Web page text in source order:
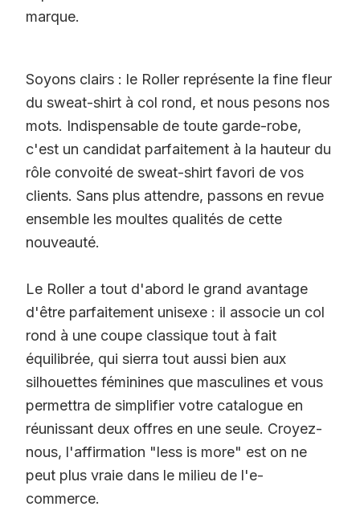
marque.
Soyons clairs : le Roller représente la fine fleur
du sweat-shirt à col rond, et nous pesons nos
mots. Indispensable de toute garde-robe,
c'est un candidat parfaitement à la hauteur du
rôle convoité de sweat-shirt favori de vos
clients. Sans plus attendre, passons en revue
ensemble les moultes qualités de cette
nouveauté.
Le Roller a tout d'abord le grand avantage
d'être parfaitement unisexe : il associe un col
rond à une coupe classique tout à fait
équilibrée, qui sierra tout aussi bien aux
silhouettes féminines que masculines et vous
permettra de simplifier votre catalogue en
réunissant deux offres en une seule. Croyez-
nous, l'affirmation "less is more" est on ne
peut plus vraie dans le milieu de l'e-
commerce.